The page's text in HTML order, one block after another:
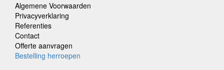
Algemene Voorwaarden
Privacyverklaring
Referenties
Contact
Offerte aanvragen
Bestelling herroepen